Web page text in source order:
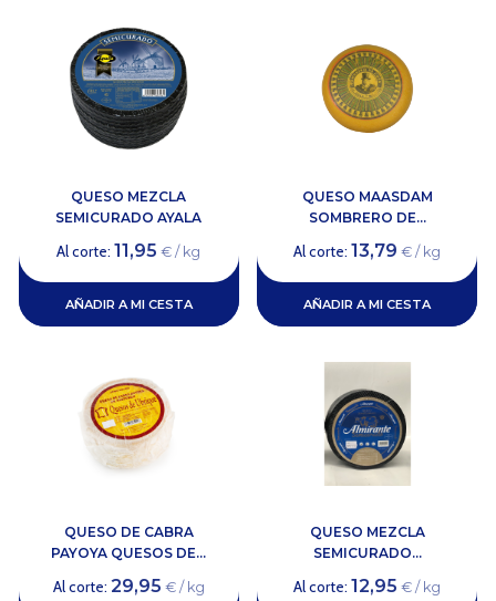
QUESO MEZCLA
SEMICURADO AYALA
Al corte:11,95 € / kg
AÑADIR A MI CESTA
QUESO MAASDAM
SOMBRERO DE...
Al corte:13,79 € / kg
AÑADIR A MI CESTA
QUESO DE CABRA
PAYOYA QUESOS DE...
Al corte: 29,95 € / kg
QUESO MEZCLA
SEMICURADO...
Al corte:12,95 € / kg